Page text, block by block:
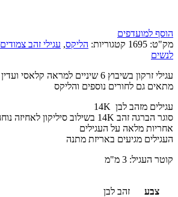
הוסף למועדפים
מק"ט: 1695 קטגוריות: הליקס, עגילי זהב צמודים
לנשים
עגילי זרקון בשיבוץ 6 שיניים למראה קלאסי ועדין
מתאים גם לחורים נוספים והליקס
עגילים מזהב לבן 14K
סוגר הברגה זהב 14K בשילוב סיליקון לאחיזה נוחה ובטוחה
אחריות מלאה על העגילים
העגילים מגיעים באריזת מתנה
קוטר העגיל: 3 מ"מ
צבע זהב לבן